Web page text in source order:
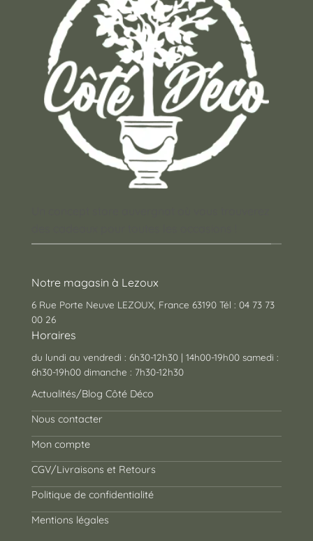
Notre magasin à Lezoux
6 Rue Porte Neuve LEZOUX, France 63190 Tél : 04 73 73
00 26
Horaires
du lundi au vendredi : 6h30-12h30 | 14h00-19h00 samedi :
6h30-19h00 dimanche : 7h30-12h30
Actualités/Blog Côté Déco
Nous contacter
Mon compte
CGV/Livraisons et Retours
Politique de confidentialité
Mentions légales